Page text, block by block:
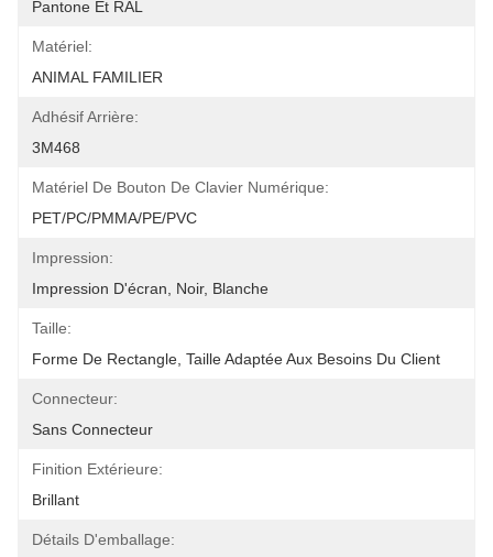
Pantone Et RAL
Matériel:
ANIMAL FAMILIER
Adhésif Arrière:
3M468
Matériel De Bouton De Clavier Numérique:
PET/PC/PMMA/PE/PVC
Impression:
Impression D'écran, Noir, Blanche
Taille:
Forme De Rectangle, Taille Adaptée Aux Besoins Du Client
Connecteur:
Sans Connecteur
Finition Extérieure:
Brillant
Détails D'emballage: